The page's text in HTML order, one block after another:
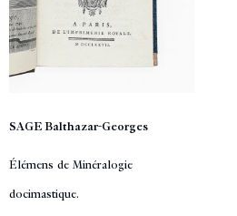
SAGE Balthazar-Georges
Élémens de Minéralogie
docimastique.